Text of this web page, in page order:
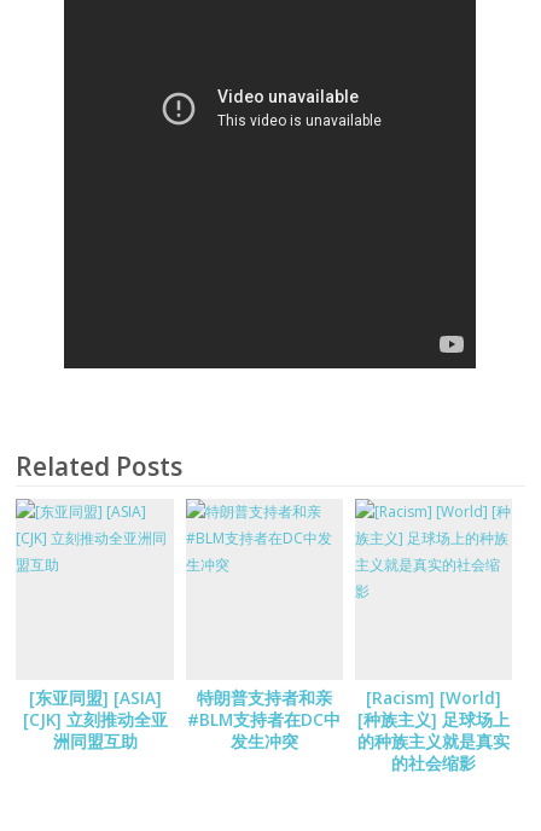
Related Posts
[东亚同盟] [ASIA]
[CJK] 立刻推动全亚
洲同盟互助
特朗普支持者和亲
#BLM支持者在DC中
发生冲突
[Racism] [World]
[种族主义] 足球场上
的种族主义就是真实
的社会缩影